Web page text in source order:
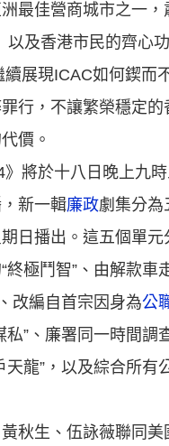
最佳營商城市之一，
以及香港市民的齊心
展現ICAC如何鍥而
行，不讓繁榮穩定的
價。
》將於十八日晚上九
新一輯廉政劇集分為
日播出。這五個單元
終極鬥智”、由解款車
改編自首宗因身為公
私”、廉署同一時間調
天龍”，以及綜合所有
黃秋生、伍詠薇聯同